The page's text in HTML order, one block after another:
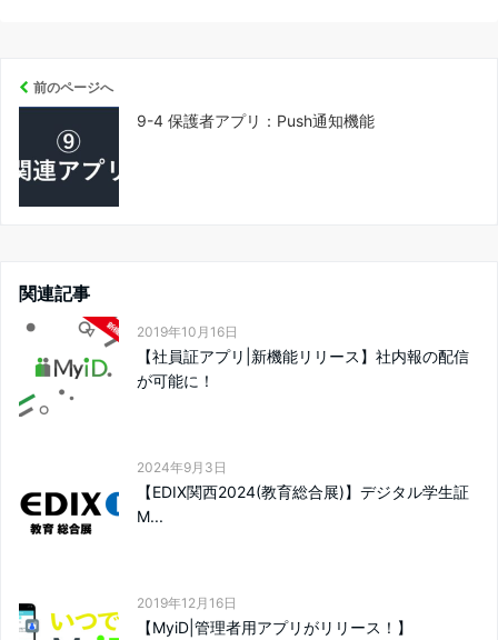
前のページへ
9-4 保護者アプリ：Push通知機能
関連記事
2019年10月16日
【社員証アプリ|新機能リリース】社内報の配信
が可能に！
2024年9月3日
【EDIX関西2024(教育総合展)】デジタル学生証
M...
2019年12月16日
【MyiD|管理者用アプリがリリース！】